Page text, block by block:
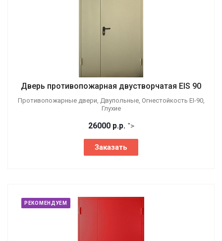
Дверь противопожарная двустворчатая EIS 90
Противопожарные двери, Двупольные, Огнестойкость EI-90,
Глухие
26000 р.р. ">
Заказать
РЕКОМЕНДУЕМ